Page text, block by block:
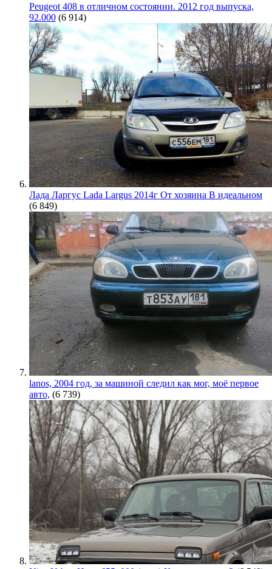
Peugeot 408 в отличном состоянии. 2012 год выпуска,
92.000 (6 914)
Лада Ларгус Lada Largus 2014г От хозяина В идеальном
(6 849)
lanos, 2004 год, за машиной следил как мог, моё первое
авто, (6 739)